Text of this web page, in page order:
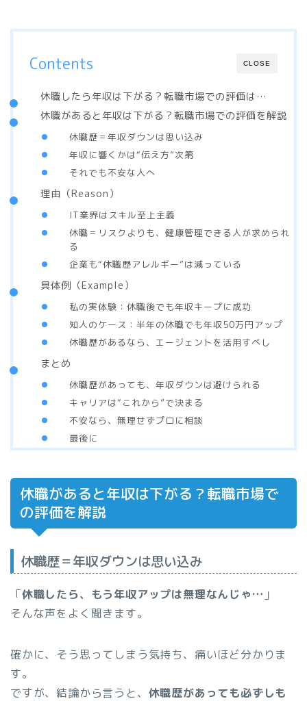
CLOSE
Contents
休職したら年収は下がる？転職市場での評価は…
休職があると年収は下がる？転職市場での評価を解説
休職歴＝年収ダウンは思い込み
年収に響くかは“伝え方”次第
それでも不安な人へ
理由（Reason）
IT業界はスキル至上主義
休職＝リスクよりも、健康管理できる人が求められ
る
企業も“休職歴アレルギー”は減っている
具体例（Example）
私の実体験：休職後でも年収キープに成功
知人のケース：半年の休職でも年収50万円アップ
休職歴があるなら、エージェントを活用すべし
まとめ
休職歴があっても、年収ダウンは避けられる
キャリアは“これから”で決まる
不安なら、無理せずプロに相談
最後に
休職があると年収は下がる？転職市場で
の評価を解説
休職歴＝年収ダウンは思い込み
「休職したら、もう年収アップは無理なんじゃ… 」
そんな声をよく聞きます。
確かに、そう思ってしまう気持ち、痛いほど分かりま
す。
ですが、結論から言うと、 休職歴があっても必ずしも